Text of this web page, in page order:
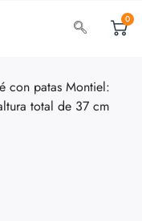
0
con patas Montiel:
total de 37 cm